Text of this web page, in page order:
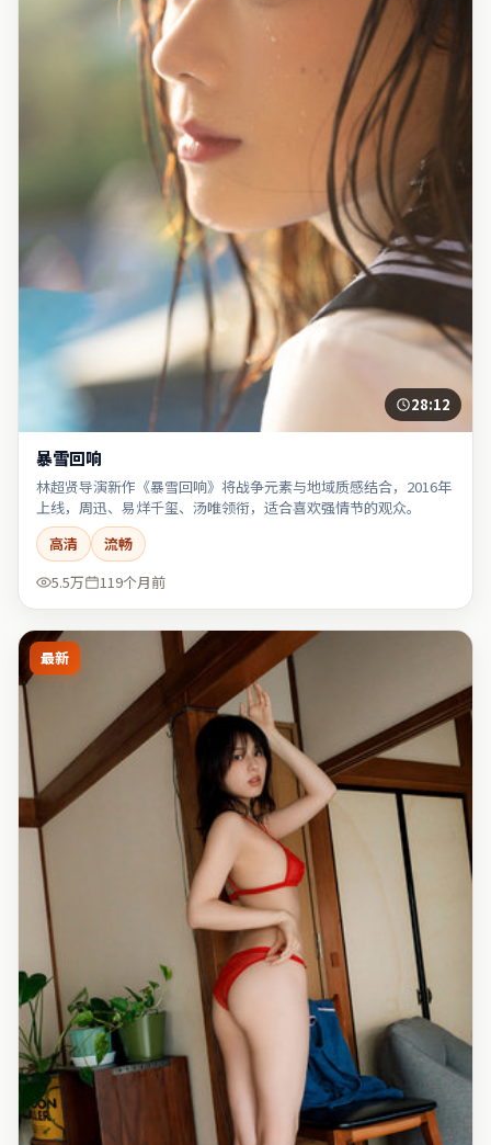
28:12
暴雪回响
林超贤导演新作《暴雪回响》将战争元素与地域质感结合，2016年
上线，周迅、易烊千玺、汤唯领衔，适合喜欢强情节的观众。
高清
流畅
5.5万
119个月前
最新